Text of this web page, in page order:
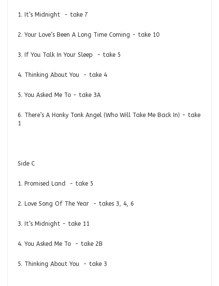
1. It’s Midnight - take 7
2. Your Love’s Been A Long Time Coming - take 10
3. If You Talk In Your Sleep - take 5
4. Thinking About You - take 4
5. You Asked Me To - take 3A
6. There’s A Honky Tonk Angel (Who Will Take Me Back In) - take
1
Side C
1. Promised Land - take 5
2. Love Song Of The Year - takes 3, 4, 6
3. It’s Midnight - take 11
4. You Asked Me To - take 2B
5. Thinking About You - take 3